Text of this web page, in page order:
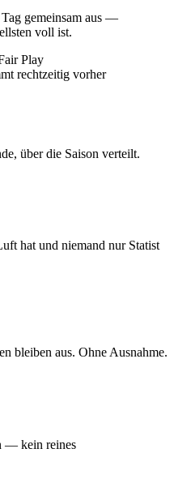
gemeinsam aus —
voll ist.
Play
rechtzeitig vorher
über die Saison verteilt.
hat und niemand nur Statist
bleiben aus. Ohne Ausnahme.
— kein reines